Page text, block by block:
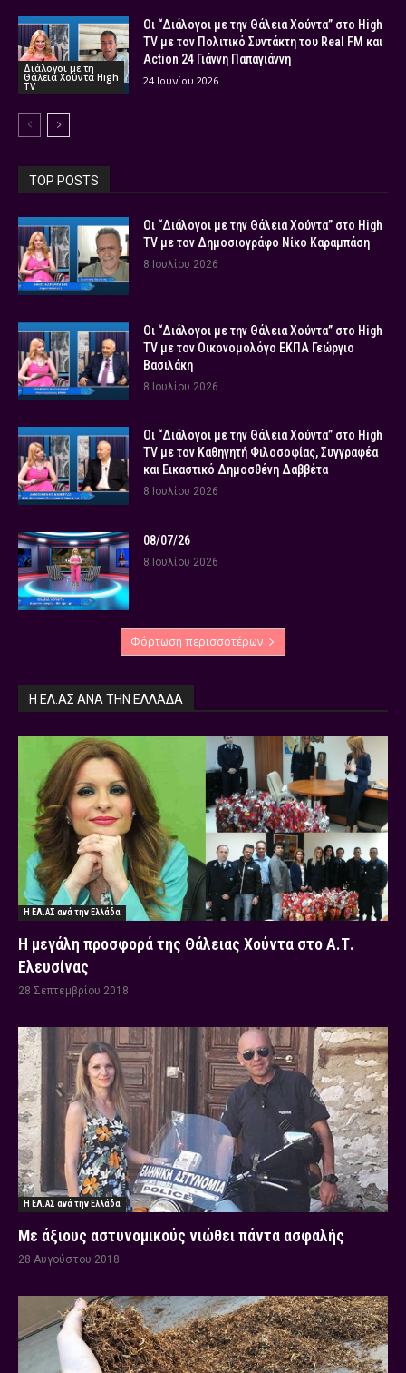
Διάλογοι με τη
Θάλεια Χούντα High
TV
Οι “Διάλογοι με την Θάλεια Χούντα” στο High
TV με τον Πολιτικό Συντάκτη του Real FM και
Action 24 Γιάννη Παπαγιάννη
24 Ιουνίου 2026
TOP POSTS
Οι “Διάλογοι με την Θάλεια Χούντα” στο High
TV με τον Δημοσιογράφο Νίκο Καραμπάση
8 Ιουλίου 2026
Οι “Διάλογοι με την Θάλεια Χούντα” στο High
TV με τον Οικονομολόγο ΕΚΠΑ Γεώργιο
Βασιλάκη
8 Ιουλίου 2026
Οι “Διάλογοι με την Θάλεια Χούντα” στο High
TV με τον Καθηγητή Φιλοσοφίας, Συγγραφέα
και Εικαστικό Δημοσθένη Δαββέτα
8 Ιουλίου 2026
08/07/26
8 Ιουλίου 2026
Φόρτωση περισσοτέρων
Η ΕΛ.ΑΣ ΑΝΆ ΤΗΝ ΕΛΛΆΔΑ
Η ΕΛ.ΑΣ ανά την Ελλάδα
Η μεγάλη προσφορά της Θάλειας Χούντα στο Α.Τ.
Ελευσίνας
28 Σεπτεμβρίου 2018
Η ΕΛ.ΑΣ ανά την Ελλάδα
Με άξιους αστυνομικούς νιώθει πάντα ασφαλής
28 Αυγούστου 2018